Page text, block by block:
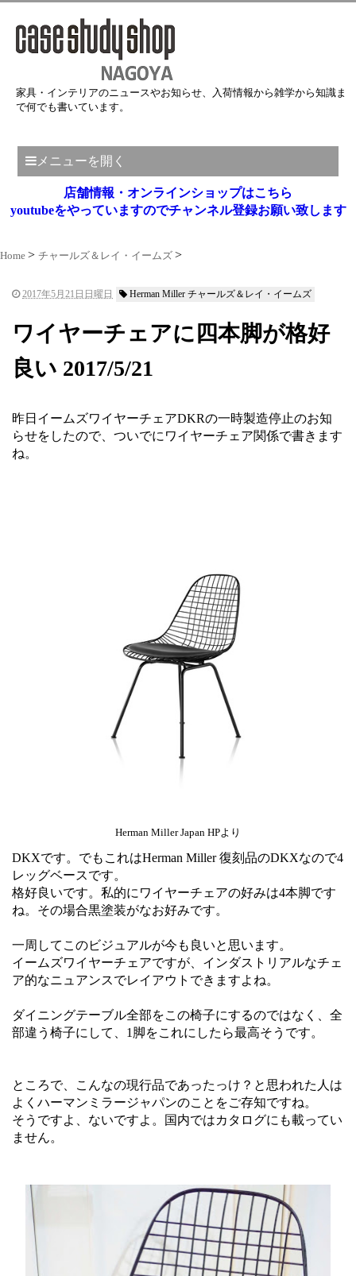
家具・インテリアのニュースやお知らせ、入荷情報から雑学から知識ま
で何でも書いています。
メニューを開く
店舗情報・オンラインショップはこちら
youtubeをやっていますのでチャンネル登録お願い致します
Home チャールズ＆レイ・イームズ
2017年5月21日日曜日 Herman Miller チャールズ＆レイ・イームズ
ワイヤーチェアに四本脚が格好
良い 2017/5/21
昨日イームズワイヤーチェアDKRの一時製造停止のお知
らせをしたので、ついでにワイヤーチェア関係で書きます
ね。
Herman Miller Japan HPより
DKXです。でもこれはHerman Miller 復刻品のDKXなので4
レッグベースです。
格好良いです。私的にワイヤーチェアの好みは4本脚です
ね。その場合黒塗装がなお好みです。
一周してこのビジュアルが今も良いと思います。
イームズワイヤーチェアですが、インダストリアルなチェ
ア的なニュアンスでレイアウトできますよね。
ダイニングテーブル全部をこの椅子にするのではなく、全
部違う椅子にして、1脚をこれにしたら最高そうです。
ところで、こんなの現行品であったっけ？と思われた人は
よくハーマンミラージャパンのことをご存知ですね。
そうですよ、ないですよ。国内ではカタログにも載ってい
ません。